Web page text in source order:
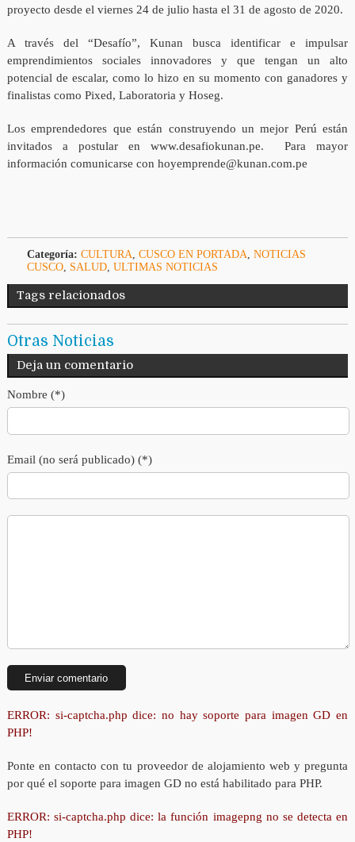
proyecto desde el viernes 24 de julio hasta el 31 de agosto de 2020.
A través del “Desafío”, Kunan busca identificar e impulsar
emprendimientos sociales innovadores y que tengan un alto
potencial de escalar, como lo hizo en su momento con ganadores y
finalistas como Pixed, Laboratoria y Hoseg.
Los emprendedores que están construyendo un mejor Perú están
invitados a postular en www.desafiokunan.pe. Para mayor
información comunicarse con hoyemprende@kunan.com.pe
Categoría: CULTURA, CUSCO EN PORTADA, NOTICIAS
CUSCO, SALUD, ULTIMAS NOTICIAS
Tags relacionados
Otras Noticias
Deja un comentario
Nombre (*)
Email (no será publicado) (*)
ERROR: si-captcha.php dice: no hay soporte para imagen GD en
PHP!
Ponte en contacto con tu proveedor de alojamiento web y pregunta
por qué el soporte para imagen GD no está habilitado para PHP.
ERROR: si-captcha.php dice: la función imagepng no se detecta en
PHP!